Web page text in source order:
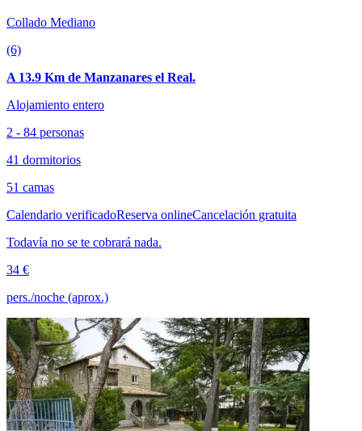
Collado Mediano
(6)
A 13.9 Km de Manzanares el Real.
Alojamiento entero
2 - 84 personas
41 dormitorios
51 camas
Calendario verificadoReserva onlineCancelación gratuita
Todavía no se te cobrará nada.
34 €
pers./noche (aprox.)